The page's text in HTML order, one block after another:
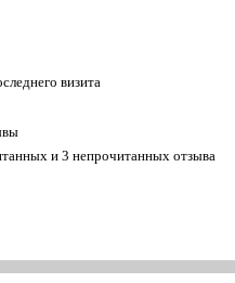
визита
и 3 непрочитанных отзыва